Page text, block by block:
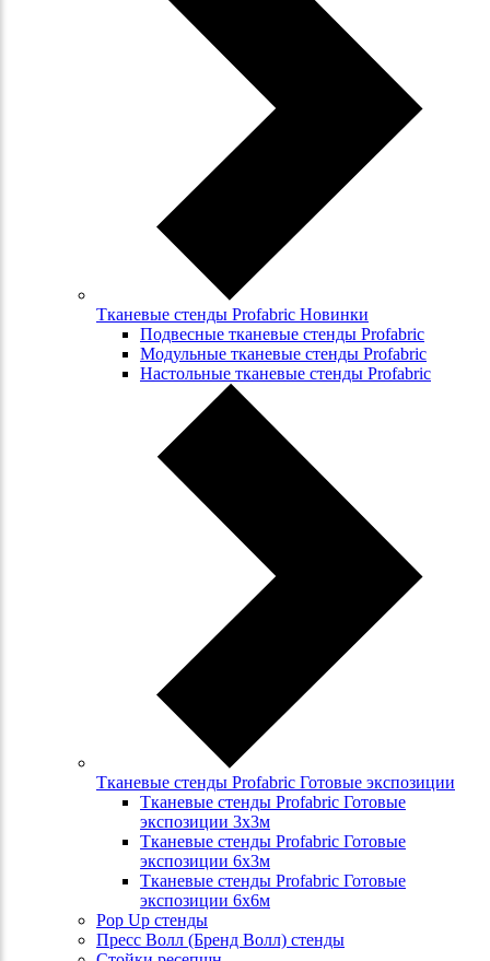
Тканевые стенды Profabric Новинки
Подвесные тканевые стенды Profabric
Модульные тканевые стенды Profabric
Настольные тканевые стенды Profabric
Тканевые стенды Profabric Готовые экспозиции
Тканевые стенды Profabric Готовые
экспозиции 3х3м
Тканевые стенды Profabric Готовые
экспозиции 6х3м
Тканевые стенды Profabric Готовые
экспозиции 6х6м
Pop Up стенды
Пресс Волл (Бренд Волл) стенды